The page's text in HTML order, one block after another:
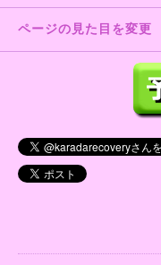
ページの見た目を変更